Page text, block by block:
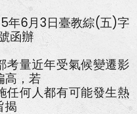
年6月3日臺教綜(五)字
函辦
考量近年受氣候變遷影
高，若
任何人都有可能發生熱
揭